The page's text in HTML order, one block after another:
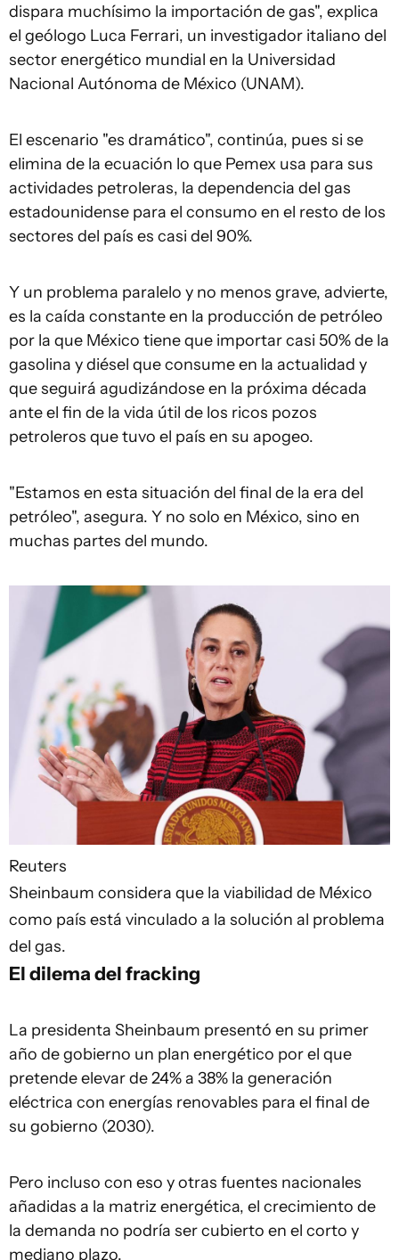
dispara muchísimo la importación de gas", explica
el geólogo Luca Ferrari, un investigador italiano del
sector energético mundial en la Universidad
Nacional Autónoma de México (UNAM).
El escenario "es dramático", continúa, pues si se
elimina de la ecuación lo que Pemex usa para sus
actividades petroleras, la dependencia del gas
estadounidense para el consumo en el resto de los
sectores del país es casi del 90%.
Y un problema paralelo y no menos grave, advierte,
es la caída constante en la producción de petróleo
por la que México tiene que importar casi 50% de la
gasolina y diésel que consume en la actualidad y
que seguirá agudizándose en la próxima década
ante el fin de la vida útil de los ricos pozos
petroleros que tuvo el país en su apogeo.
"Estamos en esta situación del final de la era del
petróleo", asegura. Y no solo en México, sino en
muchas partes del mundo.
Reuters
Sheinbaum considera que la viabilidad de México
como país está vinculado a la solución al problema
del gas.
El dilema del fracking
La presidenta Sheinbaum presentó en su primer
año de gobierno un plan energético por el que
pretende elevar de 24% a 38% la generación
eléctrica con energías renovables para el final de
su gobierno (2030).
Pero incluso con eso y otras fuentes nacionales
añadidas a la matriz energética, el crecimiento de
la demanda no podría ser cubierto en el corto y
mediano plazo.